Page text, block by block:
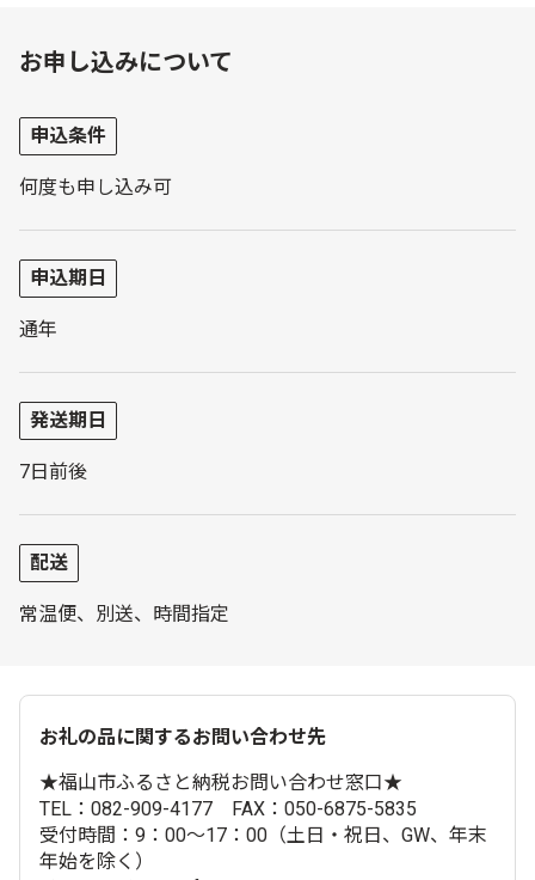
お申し込みについて
申込条件
何度も申し込み可
申込期日
通年
発送期日
7日前後
配送
常温便、別送、時間指定
お礼の品に関するお問い合わせ先
★福山市ふるさと納税お問い合わせ窓口★
TEL：082-909-4177 FAX：050-6875-5835
受付時間：9：00～17：00（土日・祝日、GW、年末
年始を除く）